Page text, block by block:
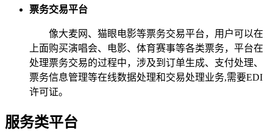
票务交易平台
像大麦网、猫眼电影等票务交易平台，用户可以在
上面购买演唱会、电影、体育赛事等各类票务，平台在
处理票务交易的过程中，涉及到订单生成、支付处理、
票务信息管理等在线数据处理和交易处理业务,需要EDI
许可证。
服务类平台